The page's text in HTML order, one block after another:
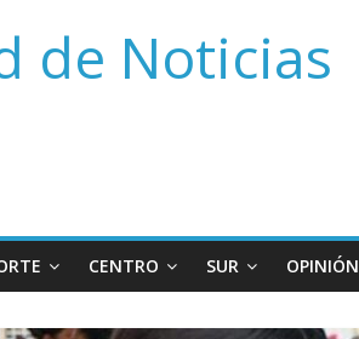
de Noticias
CENTRO SUR OPINIÓN